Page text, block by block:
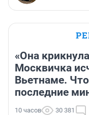
«Она
Москвичка
Вьетнаме.
последние
10 часов 30 381